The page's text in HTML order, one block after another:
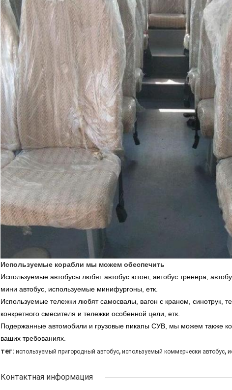
Используемые корабли мы можем обеспечить
Используемые автобусы любят автобус ютонг, автобус тренера,
мини автобус, используемые минифургоны, етк.
Используемые тележки любят самосвалы, вагон с краном, синотрук,
конкретного смесителя и тележки особенной цели, етк.
Подержанные автомобили и грузовые пикапы СУВ, мы можем также
ваших требованиях.
тег: используемый пригородный автобус, используемый коммерчески автобус,
Контактная информация